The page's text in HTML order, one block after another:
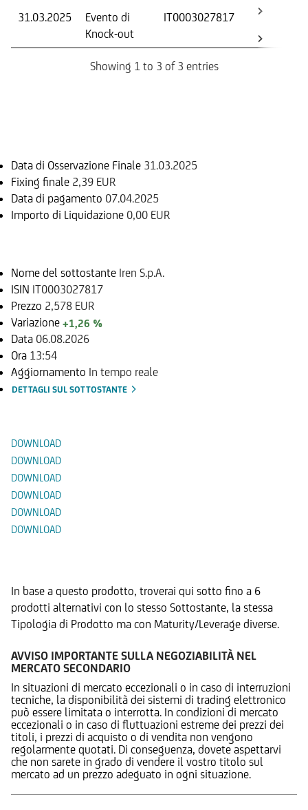
31.03.2025
Evento di
Knock-out
IT0003027817
Showing 1 to 3 of 3 entries
Data di Osservazione Finale 31.03.2025
Fixing finale 2,39 EUR
Data di pagamento 07.04.2025
Importo di Liquidazione 0,00 EUR
Nome del sottostante Iren S.p.A.
ISIN IT0003027817
Prezzo 2,578 EUR
Variazione +1,26 %
Data 06.08.2026
Ora 13:54
Aggiornamento In tempo reale
DETTAGLI SUL SOTTOSTANTE
DOWNLOAD
DOWNLOAD
DOWNLOAD
DOWNLOAD
DOWNLOAD
DOWNLOAD
In base a questo prodotto, troverai qui sotto fino a 6
prodotti alternativi con lo stesso Sottostante, la stessa
Tipologia di Prodotto ma con Maturity/Leverage diverse.
AVVISO IMPORTANTE SULLA NEGOZIABILITÀ NEL
MERCATO SECONDARIO
In situazioni di mercato eccezionali o in caso di interruzioni
tecniche, la disponibilità dei sistemi di trading elettronico
può essere limitata o interrotta. In condizioni di mercato
eccezionali o in caso di fluttuazioni estreme dei prezzi dei
titoli, i prezzi di acquisto o di vendita non vengono
regolarmente quotati. Di conseguenza, dovete aspettarvi
che non sarete in grado di vendere il vostro titolo sul
mercato ad un prezzo adeguato in ogni situazione.